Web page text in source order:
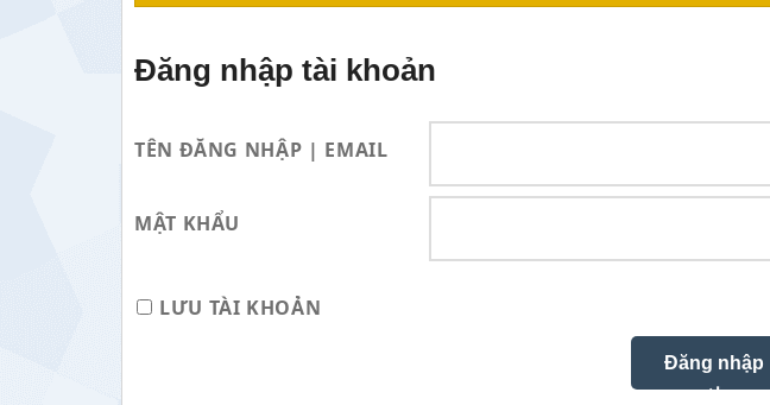
Đăng nhập tài khoản
TÊN ĐĂNG NHẬP | EMAIL
MẬT KHẨU
LƯU TÀI KHOẢN